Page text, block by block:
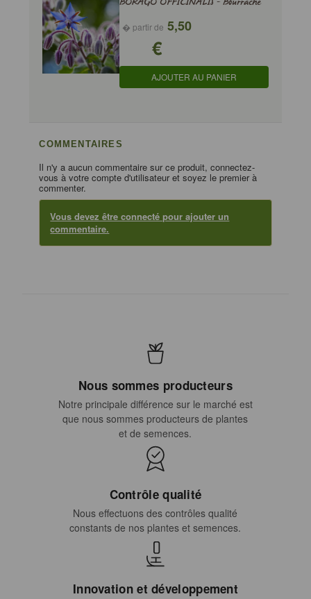
� partir de 5,50
€
AJOUTER AU PANIER
COMMENTAIRES
Il n'y a aucun commentaire sur ce produit, connectez-
vous à votre compte d'utilisateur et soyez le premier à
commenter.
Vous devez être connecté pour ajouter un
commentaire.
Nous sommes producteurs
Notre principale différence sur le marché est
que nous sommes producteurs de plantes
et de semences.
Contrôle qualité
Nous effectuons des contrôles qualité
constants de nos plantes et semences.
Innovation et développement